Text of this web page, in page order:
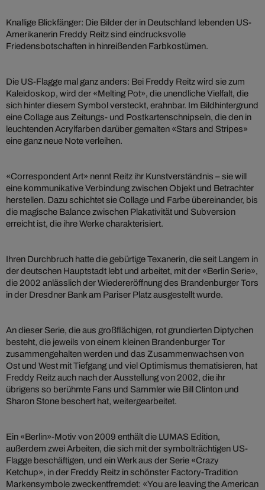
Knallige Blickfänger: Die Bilder der in Deutschland lebenden US-
Amerikanerin Freddy Reitz sind eindrucksvolle
Friedensbotschaften in hinreißenden Farbkostümen.
Die US-Flagge mal ganz anders: Bei Freddy Reitz wird sie zum
Kaleidoskop, wird der «Melting Pot», die unendliche Vielfalt, die
sich hinter diesem Symbol versteckt, erahnbar. Im Bildhintergrund
eine Collage aus Zeitungs- und Postkartenschnipseln, die den in
leuchtenden Acrylfarben darüber gemalten «Stars and Stripes»
eine ganz neue Note verleihen.
«Correspondent Art» nennt Reitz ihr Kunstverständnis – sie will
eine kommunikative Verbindung zwischen Objekt und Betrachter
herstellen. Dazu schichtet sie Collage und Farbe übereinander, bis
die magische Balance zwischen Plakativität und Subversion
erreicht ist, die ihre Werke charakterisiert.
Ihren Durchbruch hatte die gebürtige Texanerin, die seit Langem in
der deutschen Hauptstadt lebt und arbeitet, mit der «Berlin Serie»,
die 2002 anlässlich der Wiedereröffnung des Brandenburger Tors
in der Dresdner Bank am Pariser Platz ausgestellt wurde.
An dieser Serie, die aus großflächigen, rot grundierten Diptychen
besteht, die jeweils von einem kleinen Brandenburger Tor
zusammengehalten werden und das Zusammenwachsen von
Ost und West mit Tiefgang und viel Optimismus thematisieren, hat
Freddy Reitz auch nach der Ausstellung von 2002, die ihr
übrigens so berühmte Fans und Sammler wie Bill Clinton und
Sharon Stone beschert hat, weitergearbeitet.
Ein «Berlin»-Motiv von 2009 enthält die LUMAS Edition,
außerdem zwei Arbeiten, die sich mit der symbolträchtigen US-
Flagge beschäftigen, und ein Werk aus der Serie «Crazy
Ketchup», in der Freddy Reitz in schönster Factory-Tradition
Markensymbole zweckentfremdet: «You are leaving the American